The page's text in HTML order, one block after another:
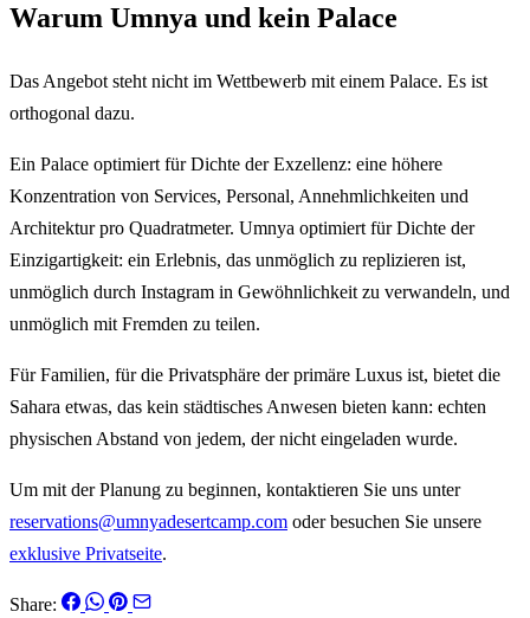
Warum Umnya und kein Palace
Das Angebot steht nicht im Wettbewerb mit einem Palace. Es ist
orthogonal dazu.
Ein Palace optimiert für Dichte der Exzellenz: eine höhere
Konzentration von Services, Personal, Annehmlichkeiten und
Architektur pro Quadratmeter. Umnya optimiert für Dichte der
Einzigartigkeit: ein Erlebnis, das unmöglich zu replizieren ist,
unmöglich durch Instagram in Gewöhnlichkeit zu verwandeln, und
unmöglich mit Fremden zu teilen.
Für Familien, für die Privatsphäre der primäre Luxus ist, bietet die
Sahara etwas, das kein städtisches Anwesen bieten kann: echten
physischen Abstand von jedem, der nicht eingeladen wurde.
Um mit der Planung zu beginnen, kontaktieren Sie uns unter
reservations@umnyadesertcamp.com oder besuchen Sie unsere
exklusive Privatseite.
Share: